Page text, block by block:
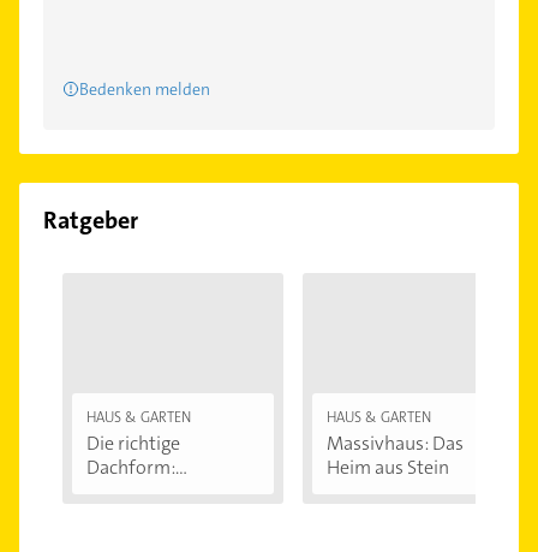
Bedenken melden
Ratgeber
HAUS & GARTEN
Die richtige
Dachform:
HAUS & GARTEN
Massivhaus: Das
Heim aus Stein